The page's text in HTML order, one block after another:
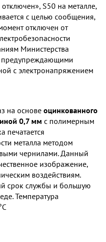
S50 на металле,
с целью сообщения,
отключен от
Министерства
предупреждающими
с электронапряжением
на основе оцинкованного
0,7 мм с полимерным
печатается
металла методом
чернилами. Данный
изображение,
воздействиям.
срок службы и большую
Температура